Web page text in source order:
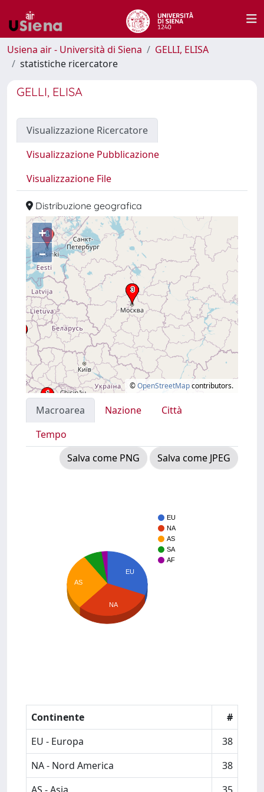
Usiena air - Università di Siena
GELLI, ELISA
statistiche ricercatore
GELLI, ELISA
Visualizzazione Ricercatore
Visualizzazione Pubblicazione
Visualizzazione File
Distribuzione geografica
+
–
©OpenStreetMapcontributors.
Macroarea Nazione
Città
Tempo
Salva come PNG
Salva come JPEG
EU
NA
AS
SA
AF
EU
AS
NA
Continente
#
EU - Europa
38
NA - Nord America
38